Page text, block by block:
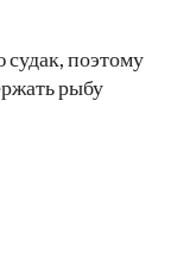
поэтому
рыбу